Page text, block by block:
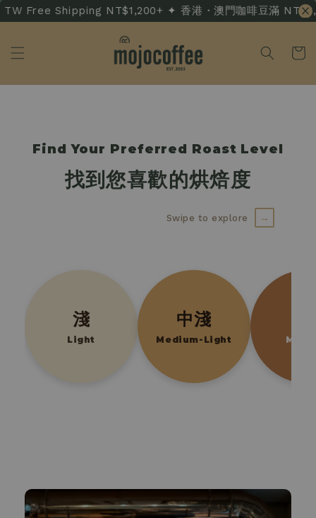
Free Shipping NT$1,200+ ✦ 香港・澳門咖啡豆滿
Find Your Preferred Roast Level
找到您喜歡的烘焙度
Swipe to explore →
淺
Light
中淺
Medium-Light